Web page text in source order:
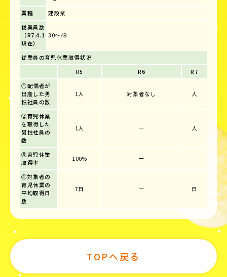
業種
建設業
従業員数
（R7.4.1
現在）
30～49
従業員の育児休業取得状況
R5
R6
R7
①配偶者が
出産した男
性社員の数
1人 対象者なし 人
②育児休業
を取得した
男性社員の
数
1人 ー 人
③育児休業
取得率
100% ー
④対象者の
育児休業の
平均取得日
数
7日 ー 日
TOPへ戻る